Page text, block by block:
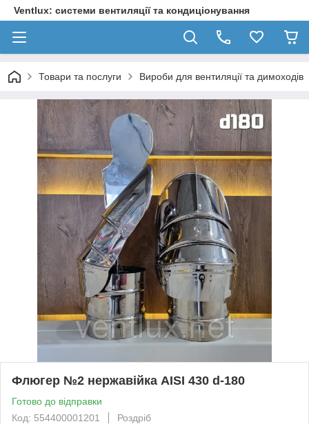
Ventlux: системи вентиляції та кондиціонування
Товари та послуги Вироби для вентиляції та димоходів
Флюгер №2 нержавійка AISI 430 d-180
Готово до відправки
Код: 554400001201
Роздріб